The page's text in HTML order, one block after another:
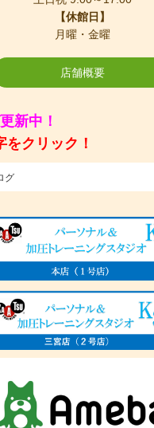
【休館日】
月曜・金曜
店舗概要
新中！
をクリック！
グ